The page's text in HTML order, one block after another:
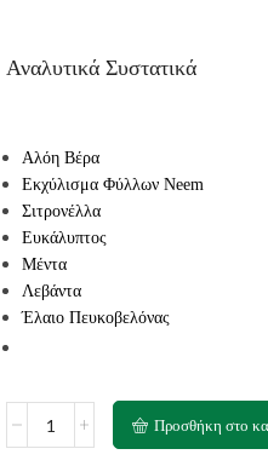
Αναλυτικά Συστατικά
Αλόη Βέρα
Εκχύλισμα Φύλλων Neem
Σιτρονέλλα
Ευκάλυπτος
Μέντα
Λεβάντα
Έλαιο Πευκοβελόνας
Προσθήκη στο